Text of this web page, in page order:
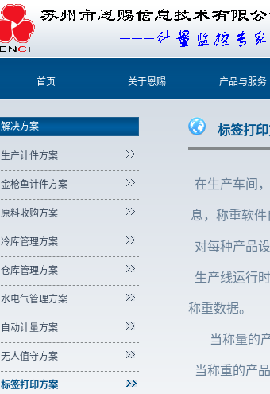
首页 关于恩赐 产品与服务
解决方案
生产计件方案
金枪鱼计件方案
原料收购方案
冷库管理方案
仓库管理方案
水电气管理方案
自动计量方案
无人值守方案
标签打印方案
标签打
在生产车间
息，称重软件
对每种产品
生产线运行
称重数据。
当称量的
当称重的产